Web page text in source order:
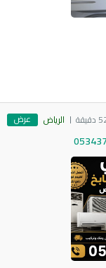
الرياض عرض